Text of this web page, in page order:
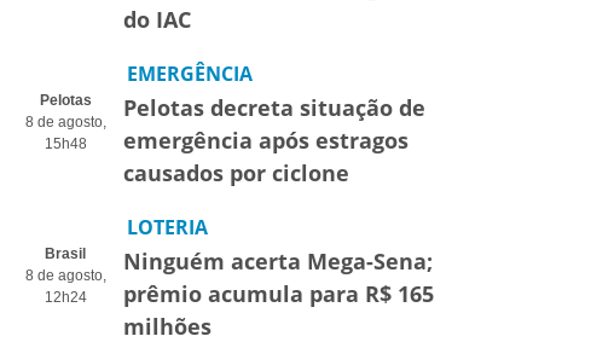
do IAC
Pelotas
8 de agosto,
15h48
EMERGÊNCIA
Pelotas decreta situação de
emergência após estragos
causados por ciclone
Brasil
8 de agosto,
12h24
LOTERIA
Ninguém acerta Mega-Sena;
prêmio acumula para R$ 165
milhões